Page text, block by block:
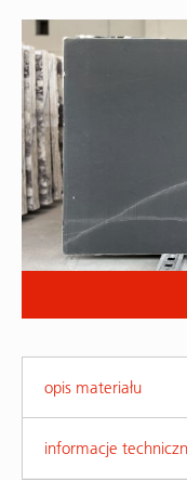
opis materiału
informacje